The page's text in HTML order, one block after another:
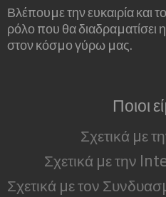
Βλέπουμε την ευκαιρία και
ρόλο που θα διαδραματίσει
στον κόσμο γύρω μας.
Ποιοι
Σχετικά με
Σχετικά με την
Σχετικά με τον